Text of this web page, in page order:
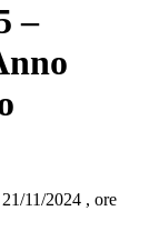
–
11/2024 , ore